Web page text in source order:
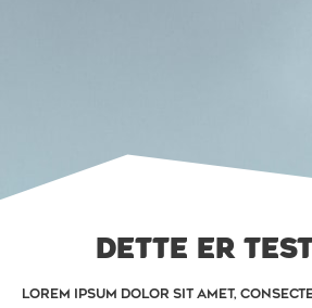
DETTE ER
Lorem ipsum dolor sit amet,